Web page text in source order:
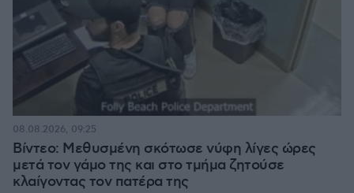
Βίντεο: Μεθυσμένη σκότωσε νύφη λίγες ώρες
μετά τον γάμο της και στο τμήμα ζητούσε
κλαίγοντας τον πατέρα της
08.08.2026, 09:25